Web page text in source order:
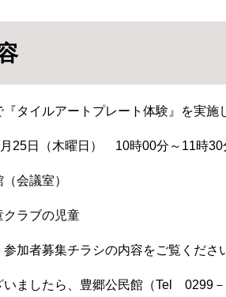
タイルアートプレート体験』を実施
月25日（木曜日） 10時00分～11時30
会議室）
クラブの児童
加者募集チラシの内容をご覧くださ
いましたら、豊郷公民館（Tel 0299